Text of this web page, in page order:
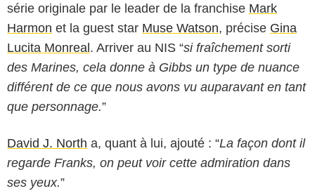
série originale par le leader de la franchise Mark
Harmon et la guest star Muse Watson, précise Gina
Lucita Monreal. Arriver au NIS “si fraîchement sorti
des Marines, cela donne à Gibbs un type de nuance
différent de ce que nous avons vu auparavant en tant
que personnage.”
David J. North a, quant à lui, ajouté : “La façon dont il
regarde Franks, on peut voir cette admiration dans
ses yeux.”